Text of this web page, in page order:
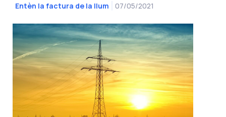
Entèn la factura de la llum 07/05/2021